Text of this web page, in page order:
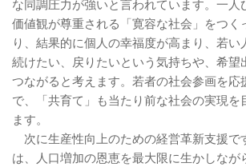
な同調圧力が強いと言われています。一人
価値観が尊重される「寛容な社会」をつく
り、結果的に個人の幸福度が高まり、若い
続けたい、戻りたいという気持ちや、希望
つながると考えます。若者の社会参画を応
で、「共育て」も当たり前な社会の実現を
ます。
次に生産性向上のための経営革新支援で
は、人口増加の恩恵を最大限に生かしなが